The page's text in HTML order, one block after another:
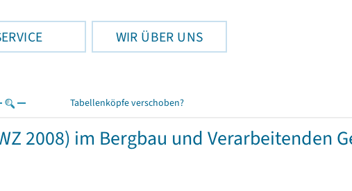
WIR ÜBER UNS
Tabellenköpfe verschoben?
2008) im Bergbau und Verarbeitenden